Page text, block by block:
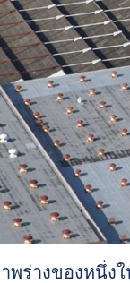
พร่างของหนึ่ง